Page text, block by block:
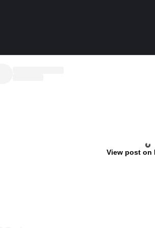
View post on